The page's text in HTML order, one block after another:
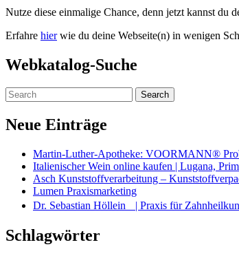
Nutze diese einmalige Chance, denn jetzt kannst du
Erfahre hierwie du deine Webseite(n) in wenigen
Webkatalog-Suche
Neue Einträge
Martin-Luther-Apotheke: VOORMANN®
Italienischer Wein online kaufen | Lugana,
Asch Kunststoffverarbeitung –
Lumen Praxismarketing
Dr. Sebastian Höllein | Praxis für
Schlagwörter